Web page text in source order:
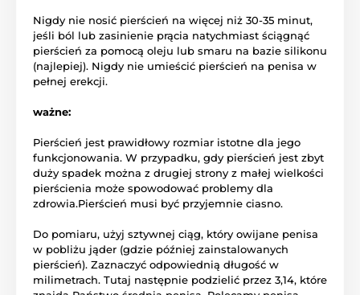
Nigdy nie nosić pierścień na więcej niż 30-35 minut,
jeśli ból lub zasinienie prącia natychmiast ściągnąć
pierścień za pomocą oleju lub smaru na bazie silikonu
(najlepiej). Nigdy nie umieścić pierścień na penisa w
pełnej erekcji.
ważne:
Pierścień jest prawidłowy rozmiar istotne dla jego
funkcjonowania. W przypadku, gdy pierścień jest zbyt
duży spadek można z drugiej strony z małej wielkości
pierścienia może spowodować problemy dla
zdrowia.Pierścień musi być przyjemnie ciasno.
Do pomiaru, użyj sztywnej ciąg, który owijane penisa
w pobliżu jąder (gdzie później zainstalowanych
pierścień). Zaznaczyć odpowiednią długość w
milimetrach. Tutaj następnie podzielić przez 3,14, które